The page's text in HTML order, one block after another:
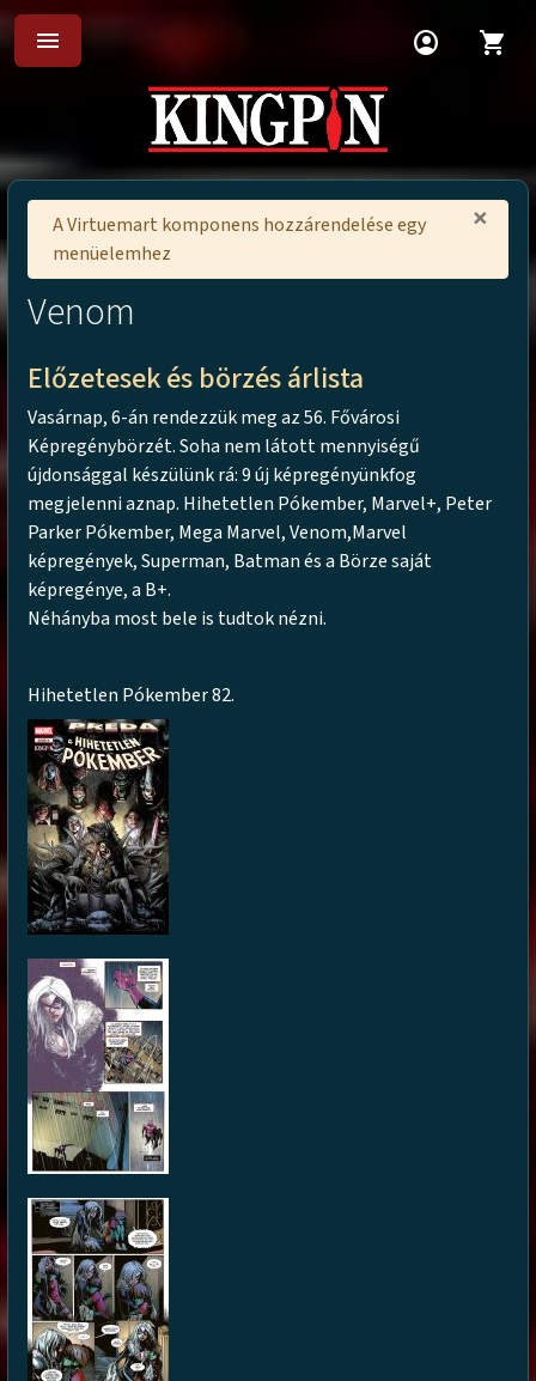
menu account_circle shopping_cart
×
A Virtuemart komponens hozzárendelése egy
menüelemhez
Venom
Előzetesek és börzés árlista
Vasárnap, 6-án rendezzük meg az 56. Fővárosi
Képregénybörzét. Soha nem látott mennyiségű
újdonsággal készülünk rá: 9 új képregényünkfog
megjelenni aznap. Hihetetlen Pókember, Marvel+, Peter
Parker Pókember, Mega Marvel, Venom,Marvel
képregények, Superman, Batman és a Börze saját
képregénye, a B+.
Néhányba most bele is tudtok nézni.
Hihetetlen Pókember 82.